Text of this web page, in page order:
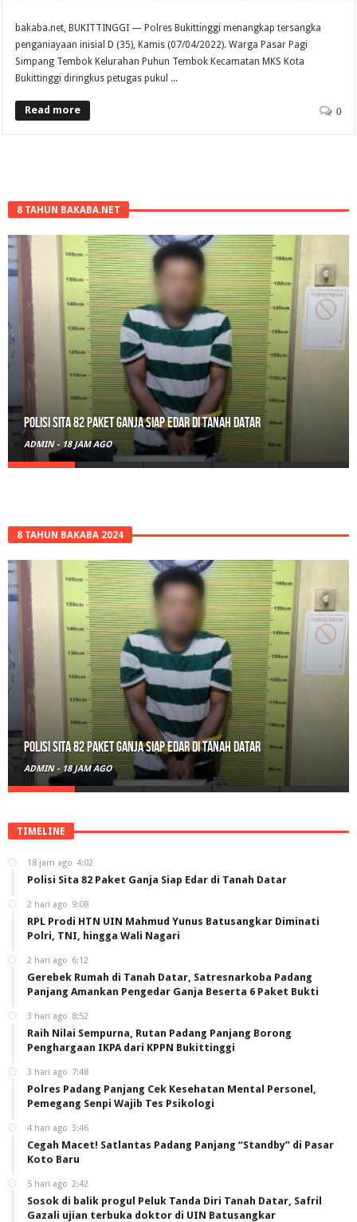
bakaba.net, BUKITTINGGI — Polres Bukittinggi menangkap tersangka
penganiayaan inisial D (35), Kamis (07/04/2022). Warga Pasar Pagi
Simpang Tembok Kelurahan Puhun Tembok Kecamatan MKS Kota
Bukittinggi diringkus petugas pukul ...
Read more 0
8 TAHUN BAKABA.NET
Polisi Sita 82 Paket Ganja Siap Edar di Tanah Datar
ADMIN - 18 JAM AGO
8 TAHUN BAKABA 2024
Polisi Sita 82 Paket Ganja Siap Edar di Tanah Datar
ADMIN - 18 JAM AGO
TIMELINE
18 jam ago 4:02
Polisi Sita 82 Paket Ganja Siap Edar di Tanah Datar
2 hari ago 9:08
RPL Prodi HTN UIN Mahmud Yunus Batusangkar Diminati
Polri, TNI, hingga Wali Nagari
2 hari ago 6:12
Gerebek Rumah di Tanah Datar, Satresnarkoba Padang
Panjang Amankan Pengedar Ganja Beserta 6 Paket Bukti
3 hari ago 8:52
Raih Nilai Sempurna, Rutan Padang Panjang Borong
Penghargaan IKPA dari KPPN Bukittinggi
3 hari ago 7:48
Polres Padang Panjang Cek Kesehatan Mental Personel,
Pemegang Senpi Wajib Tes Psikologi
4 hari ago 3:46
Cegah Macet! Satlantas Padang Panjang “Standby” di Pasar
Koto Baru
5 hari ago 2:42
Sosok di balik progul Peluk Tanda Diri Tanah Datar, Safril
Gazali ujian terbuka doktor di UIN Batusangkar